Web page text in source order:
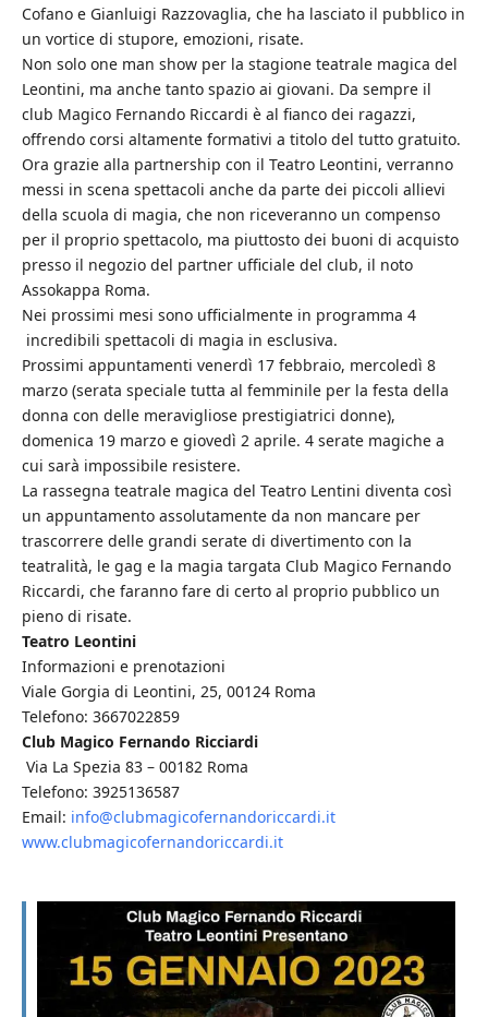
Cofano e Gianluigi Razzovaglia, che ha lasciato il pubblico in
un vortice di stupore, emozioni, risate.
Non solo one man show per la stagione teatrale magica del
Leontini, ma anche tanto spazio ai giovani. Da sempre il
club Magico Fernando Riccardi è al fianco dei ragazzi,
offrendo corsi altamente formativi a titolo del tutto gratuito.
Ora grazie alla partnership con il Teatro Leontini, verranno
messi in scena spettacoli anche da parte dei piccoli allievi
della scuola di magia, che non riceveranno un compenso
per il proprio spettacolo, ma piuttosto dei buoni di acquisto
presso il negozio del partner ufficiale del club, il noto
Assokappa Roma.
Nei prossimi mesi sono ufficialmente in programma 4
incredibili spettacoli di magia in esclusiva.
Prossimi appuntamenti venerdì 17 febbraio, mercoledì 8
marzo (serata speciale tutta al femminile per la festa della
donna con delle meravigliose prestigiatrici donne),
domenica 19 marzo e giovedì 2 aprile. 4 serate magiche a
cui sarà impossibile resistere.
La rassegna teatrale magica del Teatro Lentini diventa così
un appuntamento assolutamente da non mancare per
trascorrere delle grandi serate di divertimento con la
teatralità, le gag e la magia targata Club Magico Fernando
Riccardi, che faranno fare di certo al proprio pubblico un
pieno di risate.
Teatro Leontini
Informazioni e prenotazioni
Viale Gorgia di Leontini, 25, 00124 Roma
Telefono: 3667022859
Club Magico Fernando Ricciardi
Via La Spezia 83 – 00182 Roma
Telefono: 3925136587
Email: info@clubmagicofernandoriccardi.it
www.clubmagicofernandoriccardi.it